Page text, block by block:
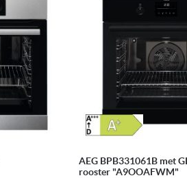
AEG BPB331061B met
rooster "A9OOAFWM"